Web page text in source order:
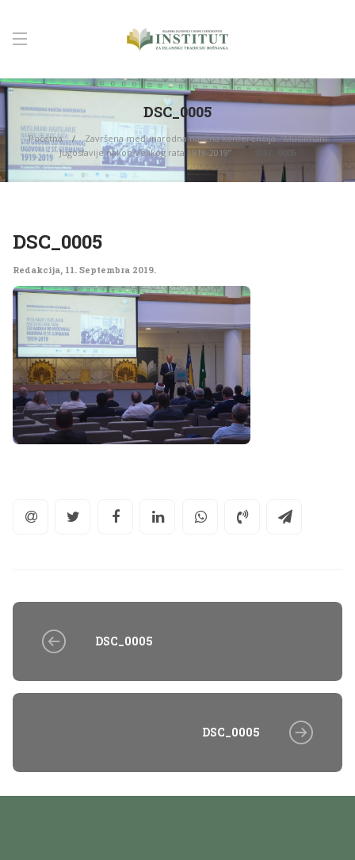
DSC_0005
Početna
Završena međunarodna naučna konferencija: “Muslimani
Jugoslavije nakon Velikog rata 1919-2019”
DSC_0005
DSC_0005
Redakcija, 11. Septembra 2019.
DSC_0005
DSC_0005